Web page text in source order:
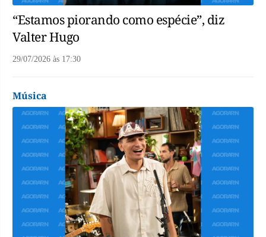
“Estamos piorando como espécie”, diz
Valter Hugo
29/07/2026 às 17:30
Música